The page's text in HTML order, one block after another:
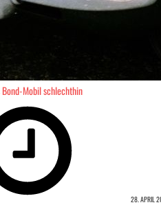
Mobil schlechthin
28. APRIL